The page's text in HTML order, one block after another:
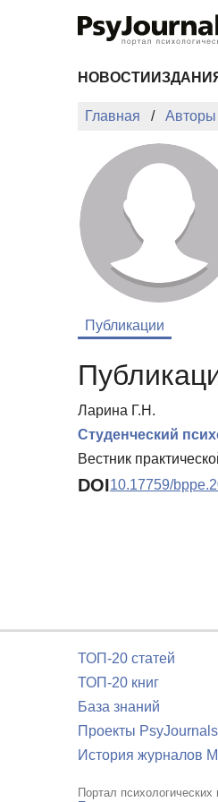
НОВОСТИ
Главная Авторы
Публикации
Ларина Г.Н.
Студенческий
Вестник
DOI10.17759/
ТОП-20 статей
ТОП-20 книг
База знаний
Проекты
История журналов
Портал